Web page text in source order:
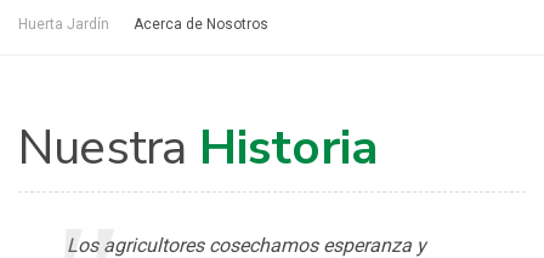
Huerta Jardín Acerca de Nosotros
Nuestra Historia
Los agricultores cosechamos esperanza y